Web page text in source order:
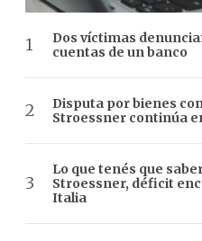
Dos víctimas
cuentas de un banco
Disputa por bienes
Stroessner continúa
Lo que tenés que
Stroessner, déficit
Italia